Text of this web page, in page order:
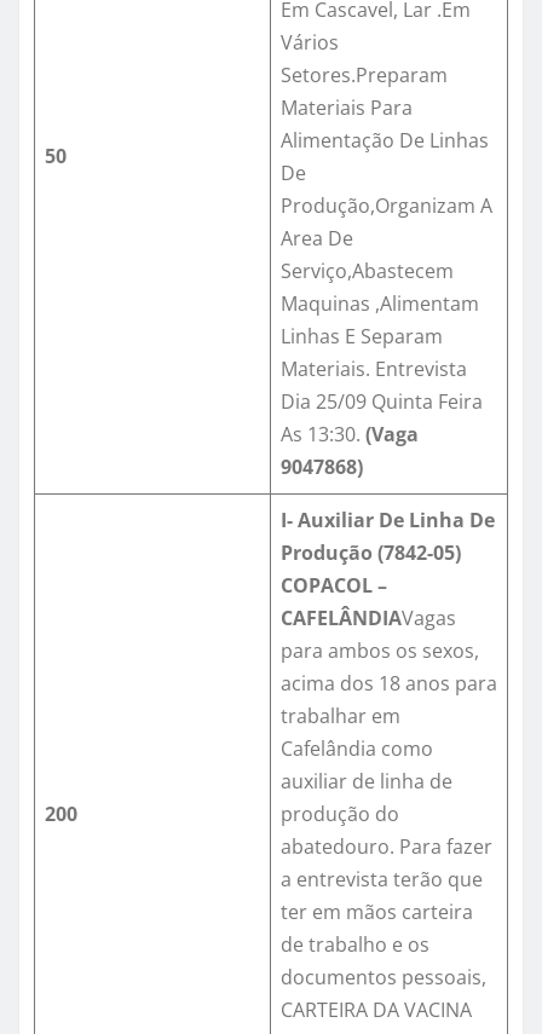
50
Em Cascavel, Lar .Em
Vários
Setores.Preparam
Materiais Para
Alimentação De Linhas
De
Produção,Organizam A
Area De
Serviço,Abastecem
Maquinas ,Alimentam
Linhas E Separam
Materiais. Entrevista
Dia 25/09 Quinta Feira
As 13:30. (Vaga
9047868)
200
I- Auxiliar De Linha De
Produção (7842-05)
COPACOL –
CAFELÂNDIAVagas
para ambos os sexos,
acima dos 18 anos para
trabalhar em
Cafelândia como
auxiliar de linha de
produção do
abatedouro. Para fazer
a entrevista terão que
ter em mãos carteira
de trabalho e os
documentos pessoais,
CARTEIRA DA VACINA